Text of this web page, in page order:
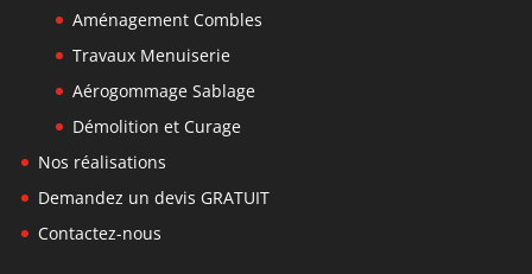
Aménagement Combles
Travaux Menuiserie
Aérogommage Sablage
Démolition et Curage
Nos réalisations
Demandez un devis GRATUIT
Contactez-nous